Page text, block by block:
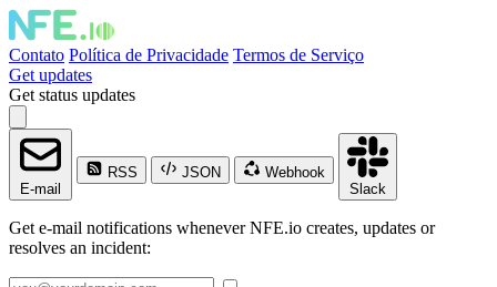
Contato Política de Privacidade Termos de Serviço
Get updates
Get status updates
E-mail
RSS JSON
Webhook
Slack
Get e-mail notifications whenever NFE.io creates, updates or
resolves an incident: